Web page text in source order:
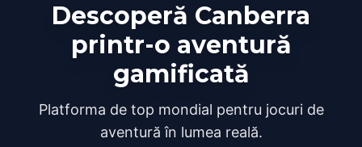
Descoperă Canberra
printr-o aventură
gamificată
Platforma de top mondial pentru jocuri de
aventură în lumea reală.